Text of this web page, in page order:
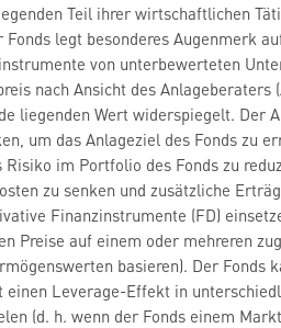
Teil ihrer wirtschaftlichen
Fonds legt besonderes Augenmerk
von unterbewerteten
nach Ansicht des Anlageberaters
liegenden Wert widerspiegelt. Der
um das Anlageziel des Fonds zu
Risiko im Portfolio des Fonds zu
zu senken und zusätzliche
Finanzinstrumente (FD)
Preise auf einem oder mehreren
basieren). Der Fonds
einen Leverage-Effekt in
(d. h. wenn der Fonds einem